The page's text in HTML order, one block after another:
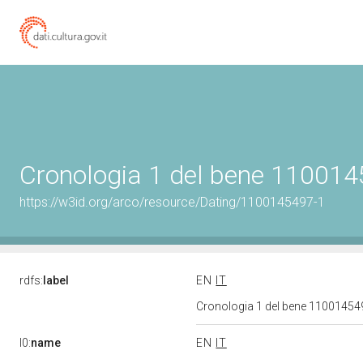
Cronologia 1 del bene
https://w3id.org/arco/resource/Dating/1100145497-1
rdfs: label EN
IT
Cronologia 1 del bene
l0:name EN
IT